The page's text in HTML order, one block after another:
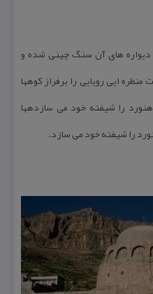
های آن سنگ چینی شده و
ایی رویایی را برفراز كوهها
را شیفته خود می سازدهها
را شیفته خود می سازد.